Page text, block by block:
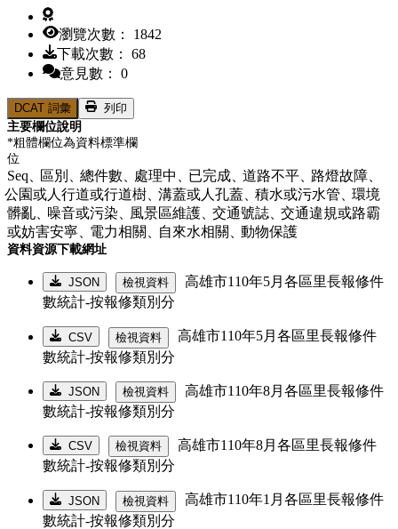
瀏覽次數： 1842
下載次數： 68
意見數： 0
DCAT 詞彙
列印
主要欄位說明
*粗體欄位為資料標準欄
位
Seq、區別、總件數、處理中、已完成、道路不平、路燈故障、
公園或人行道或行道樹、溝蓋或人孔蓋、積水或污水管、環境
髒亂、噪音或污染、風景區維護、交通號誌、交通違規或路霸
或妨害安寧、電力相關、自來水相關、動物保護
資料資源下載網址
JSON 檢視資料
高雄市110年5月各區里長報修件
數統計-按報修類別分
CSV 檢視資料
高雄市110年5月各區里長報修件
數統計-按報修類別分
JSON 檢視資料
高雄市110年8月各區里長報修件
數統計-按報修類別分
CSV 檢視資料
高雄市110年8月各區里長報修件
數統計-按報修類別分
JSON 檢視資料
高雄市110年1月各區里長報修件
數統計-按報修類別分